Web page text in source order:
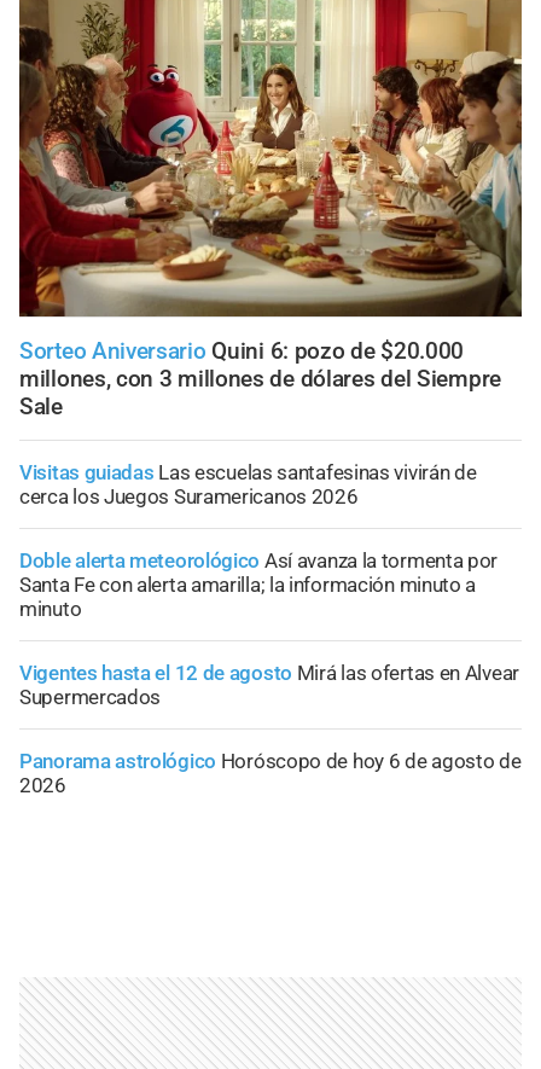
Sorteo Aniversario Quini 6: pozo de $20.000
millones, con 3 millones de dólares del Siempre
Sale
Visitas guiadas Las escuelas santafesinas vivirán de
cerca los Juegos Suramericanos 2026
Doble alerta meteorológico Así avanza la tormenta por
Santa Fe con alerta amarilla; la información minuto a
minuto
Vigentes hasta el 12 de agosto Mirá las ofertas en Alvear
Supermercados
Panorama astrológico Horóscopo de hoy 6 de agosto de
2026